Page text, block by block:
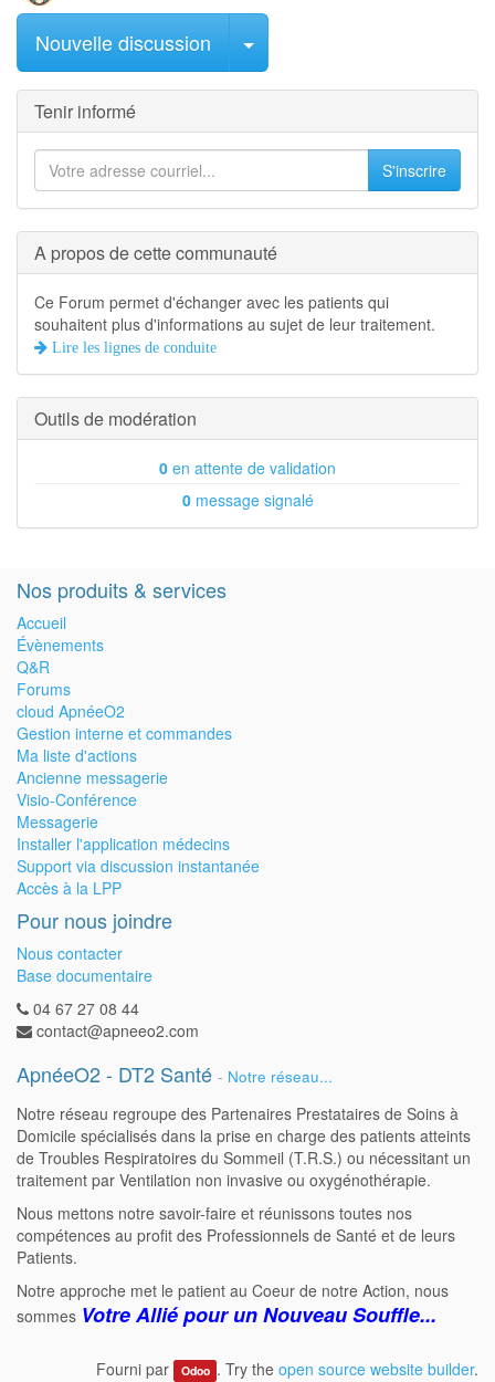
Nouvelle discussion Sélectionner le message
Tenir informé
S'inscrire
A propos de cette communauté
Ce Forum permet d'échanger avec les patients qui
souhaitent plus d'informations au sujet de leur traitement.
Lire les lignes de conduite
Outils de modération
0 en attente de validation
0message signalé
Nos produits & services
Accueil
Évènements
Q&R
Forums
cloud ApnéeO2
Gestion interne et commandes
Ma liste d'actions
Ancienne messagerie
Visio-Conférence
Messagerie
Installer l'application médecins
Support via discussion instantanée
Accès à la LPP
Pour nous joindre
Nous contacter
Base documentaire
04 67 27 08 44
contact@apneeo2.com
ApnéeO2 - DT2 Santé - Notre réseau...
Notre réseau regroupe des Partenaires Prestataires de Soins à
Domicile spécialisés dans la prise en charge des patients atteints
de Troubles Respiratoires du Sommeil (T.R.S.) ou nécessitant un
traitement par Ventilation non invasive ou oxygénothérapie.
Nous mettons notre savoir-faire et réunissons toutes nos
compétences au profit des Professionnels de Santé et de leurs
Patients.
Notre approche met le patient au Coeur de notre Action, nous
sommes Votre Allié pour un Nouveau Souffle...
Fourni par Odoo . Try the open source website builder.